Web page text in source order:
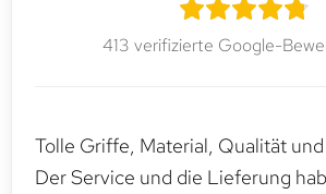
413 verifizierte Google-
Tolle Griffe, Material, Qualität
Der Service und die Lieferung